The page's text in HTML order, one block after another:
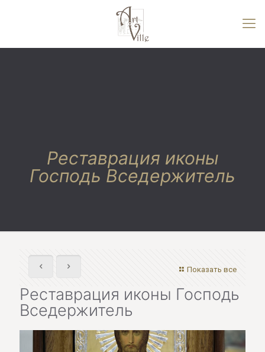
Реставрация иконы
Господь Вседержитель
Показать все
Реставрация иконы Господь
Вседержитель